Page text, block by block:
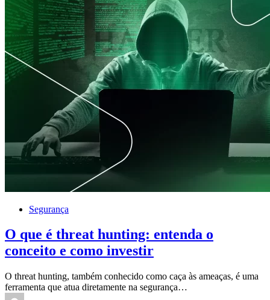
Segurança
O que é threat hunting: entenda o
conceito e como investir
O threat hunting, também conhecido como caça às ameaças, é uma
ferramenta que atua diretamente na segurança…